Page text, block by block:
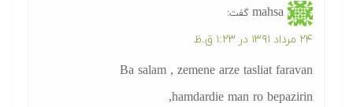
mahsa گفت:
۲۴ مرداد ۱۳۹۱ در ۱:۲۳ ق.ظ
Ba salam , zemene arze tasliat faravan
hamdardie man ro bepazirin,